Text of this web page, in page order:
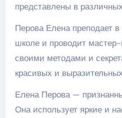
представлены в
Перова Елена преподает
школе и проводит мастер-
своими методами и
красивых и
Елена Перова —
Она использует яркие и